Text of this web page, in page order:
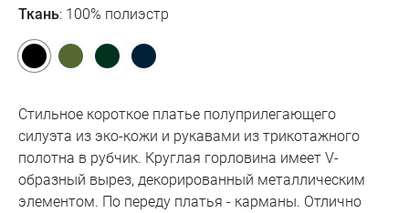
Ткань: 100% полиэстр
Стильное короткое платье полуприлегающего
силуэта из эко-кожи и рукавами из трикотажного
полотна в рубчик. Круглая горловина имеет V-
образный вырез, декорированный металлическим
элементом. По переду платья - карманы. Отлично